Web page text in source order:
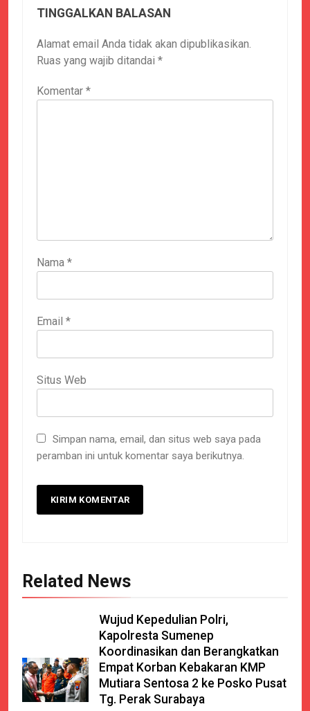
TINGGALKAN BALASAN
Alamat email Anda tidak akan dipublikasikan.
Ruas yang wajib ditandai *
Komentar *
Nama *
Email *
Situs Web
Simpan nama, email, dan situs web saya pada
peramban ini untuk komentar saya berikutnya.
Related News
Wujud Kepedulian Polri,
Kapolresta Sumenep
Koordinasikan dan Berangkatkan
Empat Korban Kebakaran KMP
Mutiara Sentosa 2 ke Posko Pusat
Tg. Perak Surabaya